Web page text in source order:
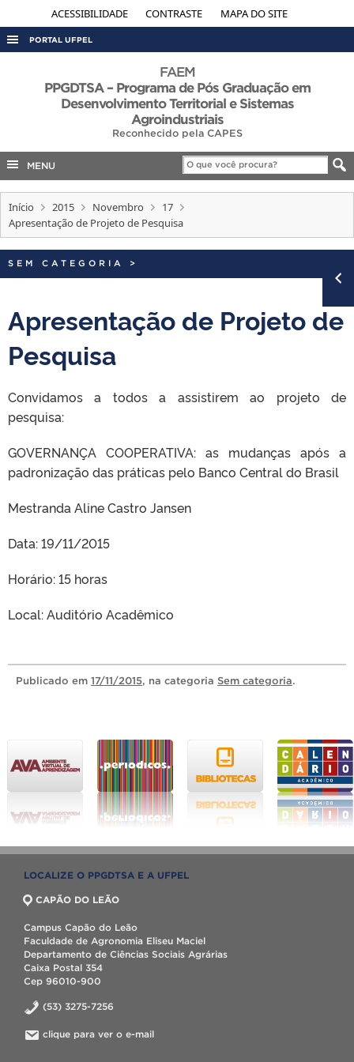
ACESSIBILIDADE CONTRASTE MAPA DO SITE
PORTAL UFPEL
AUDITORIA
OUVIDORIA
FAEM
PPGDTSA – Programa de Pós Graduação em
Desenvolvimento Territorial e Sistemas
Agroindustriais
Reconhecido pela CAPES
MENU
Início 2015 Novembro
17
Apresentação de Projeto de Pesquisa
SEM CATEGORIA >
Apresentação de Projeto de
Pesquisa
Convidamos a todos a assistirem ao projeto de
pesquisa:
GOVERNANÇA COOPERATIVA: as mudanças após a
padronização das práticas pelo Banco Central do Brasil
Mestranda Aline Castro Jansen
Data: 19/11/2015
Horário: 15 horas
Local: Auditório Acadêmico
Publicado em 17/11/2015, na categoria Sem categoria.
LOCALIZE O PPGDTSA E A UFPEL
CAPÃO DO LEÃO
Campus Capão do Leão
Faculdade de Agronomia Eliseu Maciel
Departamento de Ciências Sociais Agrárias
Caixa Postal 354
Cep 96010-900
(53) 3275-7256
clique para ver o e-mail